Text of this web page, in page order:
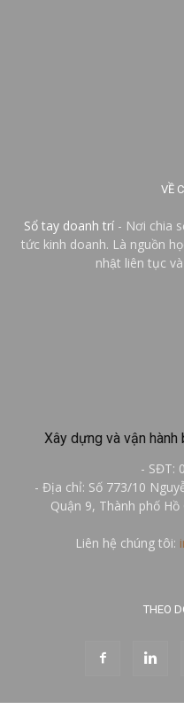
VỀ
Sổ tay doanh trí - Nơi chia
tức kinh doanh. Là nguồn
nhật liên tục
Xây dựng và vận
- SĐT:
- Địa chỉ: Số 773/10
Quận 9, Thành phố
Liên hệ chúng tôi:
THEO